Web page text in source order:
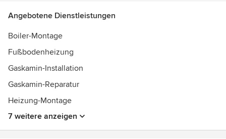
Angebotene Dienstleistungen
Boiler-Montage
Fußbodenheizung
Gaskamin-Installation
Gaskamin-Reparatur
Heizung-Montage
7 weitere anzeigen